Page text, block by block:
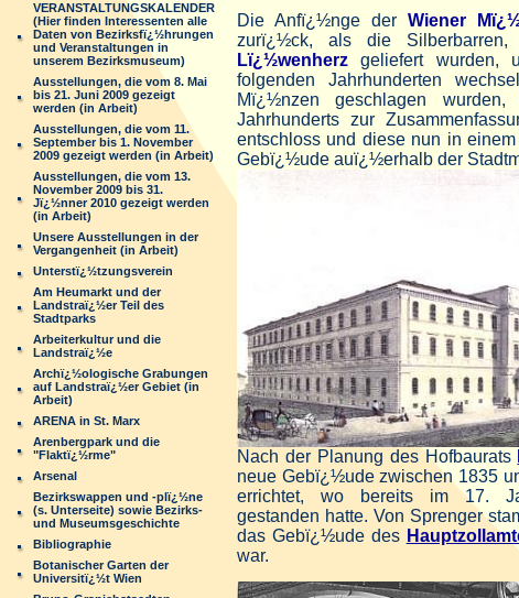
VERANSTALTUNGSKALENDER
(Hier finden Interessenten alle
Daten von Bezirksfï¿½hrungen
und Veranstaltungen in
unserem Bezirksmuseum)
Ausstellungen, die vom 8. Mai
bis 21. Juni 2009 gezeigt
werden (in Arbeit)
Ausstellungen, die vom 11.
September bis 1. November
2009 gezeigt werden (in Arbeit)
Ausstellungen, die vom 13.
November 2009 bis 31.
Jï¿½nner 2010 gezeigt werden
(in Arbeit)
Unsere Ausstellungen in der
Vergangenheit (in Arbeit)
Unterstï¿½tzungsverein
Am Heumarkt und der
Landstraï¿½er Teil des
Stadtparks
Arbeiterkultur und die
Landstraï¿½e
Archï¿½ologische Grabungen
auf Landstraï¿½er Gebiet (in
Arbeit)
ARENA in St. Marx
Arenbergpark und die
"Flaktï¿½rme"
Arsenal
Bezirkswappen und -plï¿½ne
(s. Unterseite) sowie Bezirks-
und Museumsgeschichte
Bibliographie
Botanischer Garten der
Universitï¿½t Wien
Die Anfï¿½nge der Wiener
zurï¿½ck, als die
Lï¿½wenherz
geliefert wurden,
folgenden Jahrhunderten
Mï¿½nzen geschlagen
Jahrhunderts zur
entschloss und diese nun in
Gebï¿½ude auï¿½erhalb der
Nach der Planung des Hofbaurats
neue Gebï¿½ude zwischen 1835
errichtet, wo bereits im 17.
gestanden hatte. Von Sprenger
das Gebï¿½ude des
war.